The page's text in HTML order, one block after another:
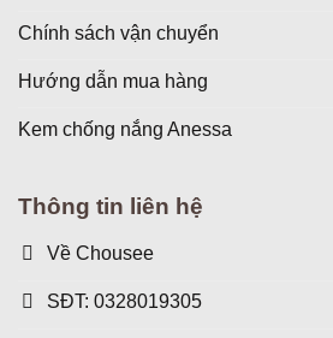
Chính sách vận chuyển
Hướng dẫn mua hàng
Kem chống nắng Anessa
Thông tin liên hệ
Về Chousee
SĐT: 0328019305